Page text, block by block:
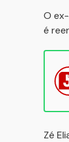
O
é
Zé